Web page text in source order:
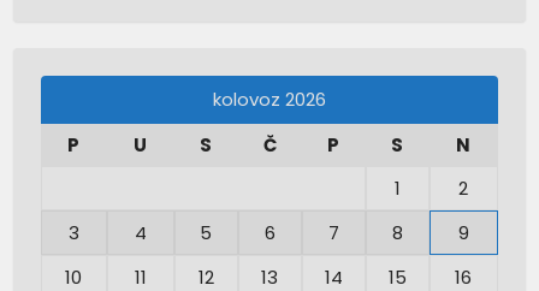
kolovoz 2026
P
U S Č P S
N
1
2
3
4 5 6 7 8
9
10
11 12 13 14 15
16